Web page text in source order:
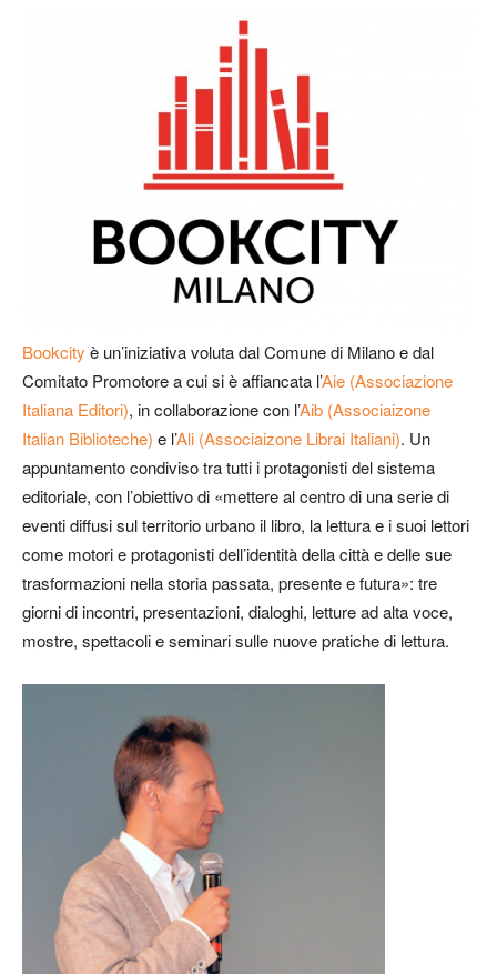
Bookcity è un’iniziativa voluta dal Comune di Milano e dal
Comitato Promotore a cui si è affiancata l’Aie (Associazione
Italiana Editori), in collaborazione con l’Aib (Associaizone
Italian Biblioteche) e l’Ali (Associaizone Librai Italiani). Un
appuntamento condiviso tra tutti i protagonisti del sistema
editoriale, con l’obiettivo di «mettere al centro di una serie di
eventi diffusi sul territorio urbano il libro, la lettura e i suoi lettori
come motori e protagonisti dell’identità della città e delle sue
trasformazioni nella storia passata, presente e futura»: tre
giorni di incontri, presentazioni, dialoghi, letture ad alta voce,
mostre, spettacoli e seminari sulle nuove pratiche di lettura.